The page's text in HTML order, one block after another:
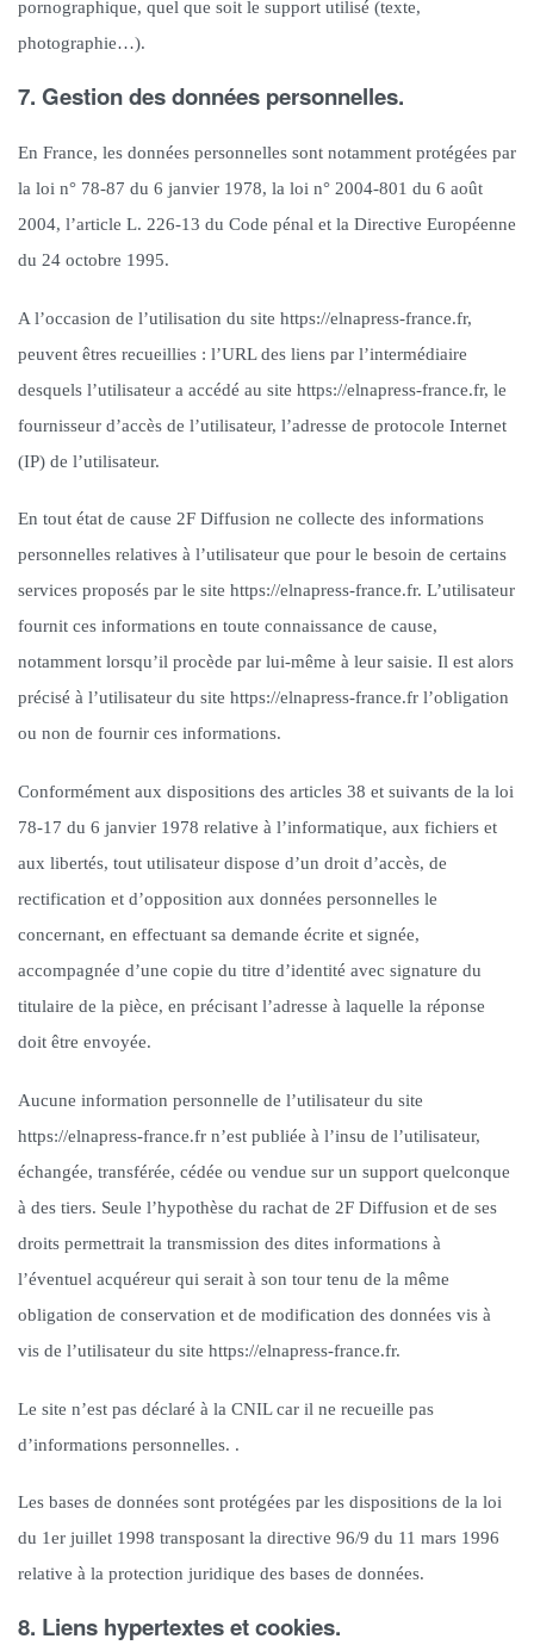
pornographique, quel que soit le support utilisé (texte,
photographie…).
7. Gestion des données personnelles.
En France, les données personnelles sont notamment protégées par
la loi n° 78-87 du 6 janvier 1978, la loi n° 2004-801 du 6 août
2004, l’article L. 226-13 du Code pénal et la Directive Européenne
du 24 octobre 1995.
A l’occasion de l’utilisation du site https://elnapress-france.fr,
peuvent êtres recueillies : l’URL des liens par l’intermédiaire
desquels l’utilisateur a accédé au site https://elnapress-france.fr, le
fournisseur d’accès de l’utilisateur, l’adresse de protocole Internet
(IP) de l’utilisateur.
En tout état de cause 2F Diffusion ne collecte des informations
personnelles relatives à l’utilisateur que pour le besoin de certains
services proposés par le site https://elnapress-france.fr. L’utilisateur
fournit ces informations en toute connaissance de cause,
notamment lorsqu’il procède par lui-même à leur saisie. Il est alors
précisé à l’utilisateur du site https://elnapress-france.fr l’obligation
ou non de fournir ces informations.
Conformément aux dispositions des articles 38 et suivants de la loi
78-17 du 6 janvier 1978 relative à l’informatique, aux fichiers et
aux libertés, tout utilisateur dispose d’un droit d’accès, de
rectification et d’opposition aux données personnelles le
concernant, en effectuant sa demande écrite et signée,
accompagnée d’une copie du titre d’identité avec signature du
titulaire de la pièce, en précisant l’adresse à laquelle la réponse
doit être envoyée.
Aucune information personnelle de l’utilisateur du site
https://elnapress-france.fr n’est publiée à l’insu de l’utilisateur,
échangée, transférée, cédée ou vendue sur un support quelconque
à des tiers. Seule l’hypothèse du rachat de 2F Diffusion et de ses
droits permettrait la transmission des dites informations à
l’éventuel acquéreur qui serait à son tour tenu de la même
obligation de conservation et de modification des données vis à
vis de l’utilisateur du site https://elnapress-france.fr.
Le site n’est pas déclaré à la CNIL car il ne recueille pas
d’informations personnelles. .
Les bases de données sont protégées par les dispositions de la loi
du 1er juillet 1998 transposant la directive 96/9 du 11 mars 1996
relative à la protection juridique des bases de données.
8. Liens hypertextes et cookies.